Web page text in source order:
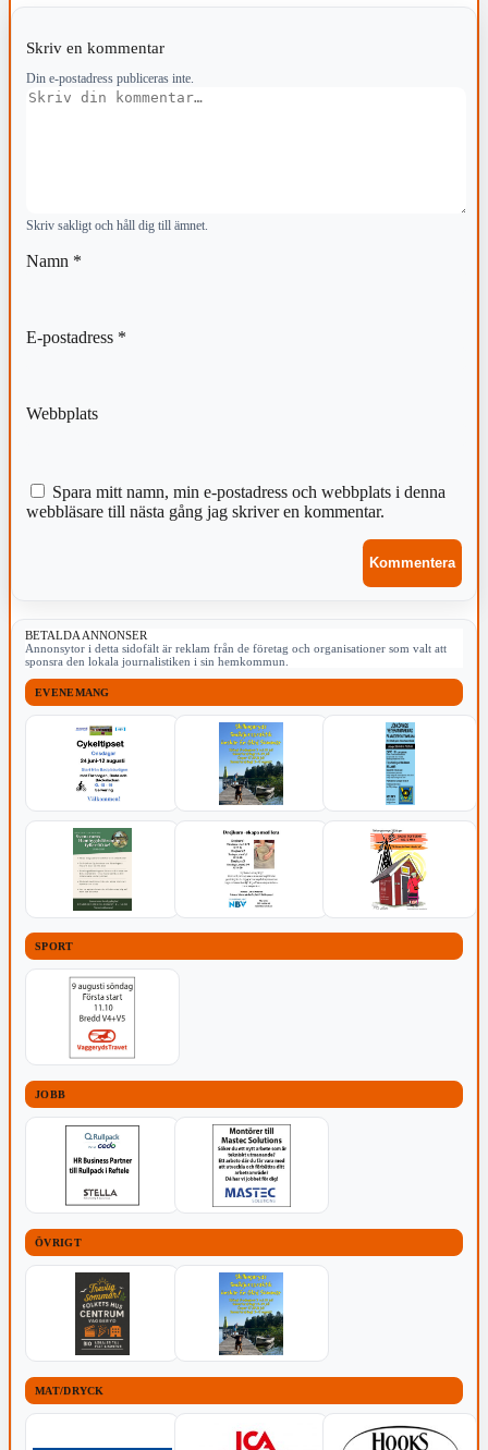
Skriv en kommentar
Din e-postadress publiceras inte.
Kommentar
Skriv sakligt och håll dig till ämnet.
Namn *
E-postadress *
Webbplats
Spara mitt namn, min e-postadress och webbplats i denna
webbläsare till nästa gång jag skriver en kommentar.
BETALDA ANNONSER
Annonsytor i detta sidofält är reklam från de företag och organisationer som valt att
sponsra den lokala journalistiken i sin hemkommun.
EVENEMANG
SPORT
JOBB
ÖVRIGT
MAT/DRYCK